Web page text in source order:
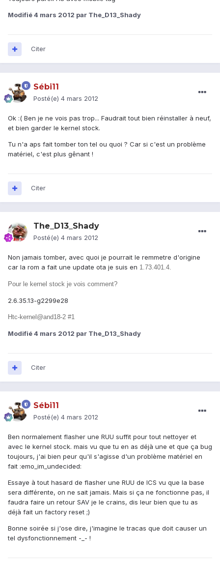
Modifié4 mars 2012 par The_D13_Shady
Citer
Sébi11
Posté(e) 4 mars 2012
Ok :( Ben je ne vois pas trop... Faudrait tout bien réinstaller à neuf,
et bien garder le kernel stock.
Tu n'a aps fait tomber ton tel ou quoi ? Car si c'est un problème
matériel, c'est plus gênant !
Citer
The_D13_Shady
Posté(e) 4 mars 2012
Non jamais tomber, avec quoi je pourrait le remmetre d'origine
car la rom a fait une update ota je suis en 1.73.401.4.
Pour le kernel stock je vois comment?
2.6.35.13-g2299e28
Htc-kernel@and18-2 #1
Modifié4 mars 2012 par The_D13_Shady
Citer
Sébi11
Posté(e) 4 mars 2012
Ben normalement flasher une RUU suffit pour tout nettoyer et
avec le kernel stock. mais vu que tu en as déjà une et que ça bug
toujours, j'ai bien peur qu'il s'agisse d'un problème matériel en
fait :emo_im_undecided:
Essaye à tout hasard de flasher une RUU de ICS vu que la base
sera différente, on ne sait jamais. Mais si ça ne fonctionne pas, il
faudra faire un retour SAV je le crains, dis leur bien que tu as
déjà fait un factory reset ;)
Bonne soirée si j'ose dire, j'imagine le tracas que doit causer un
tel dysfonctionnement -_- !